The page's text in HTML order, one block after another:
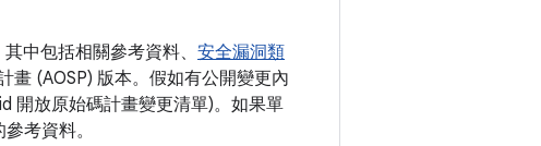
中包括相關參考資料、 安全漏洞類
畫 (AOSP) 版本。假如有公開變更內
開放原始碼計畫變更清單)。如果單
考資料。